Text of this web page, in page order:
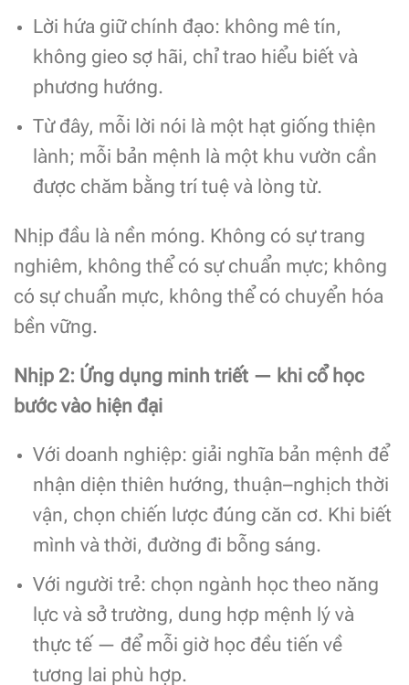
Lời hứa giữ chính đạo: không mê tín,
không gieo sợ hãi, chỉ trao hiểu biết và
phương hướng.
Từ đây, mỗi lời nói là một hạt giống thiện
lành; mỗi bản mệnh là một khu vườn cần
được chăm bằng trí tuệ và lòng từ.
Nhịp đầu là nền móng. Không có sự trang
nghiêm, không thể có sự chuẩn mực; không
có sự chuẩn mực, không thể có chuyển hóa
bền vững.
Nhịp 2: Ứng dụng minh triết — khi cổ học
bước vào hiện đại
Với doanh nghiệp: giải nghĩa bản mệnh để
nhận diện thiên hướng, thuận–nghịch thời
vận, chọn chiến lược đúng căn cơ. Khi biết
mình và thời, đường đi bỗng sáng.
Với người trẻ: chọn ngành học theo năng
lực và sở trường, dung hợp mệnh lý và
thực tế — để mỗi giờ học đều tiến về
tương lai phù hợp.